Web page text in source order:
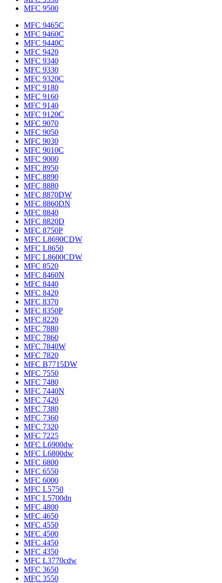
MFC 9500
MFC 9465C
MFC 9460C
MFC 9440C
MFC 9420
MFC 9340
MFC 9330
MFC 9320C
MFC 9180
MFC 9160
MFC 9140
MFC 9120C
MFC 9070
MFC 9050
MFC 9030
MFC 9010C
MFC 9000
MFC 8950
MFC 8890
MFC 8880
MFC 8870DW
MFC 8860DN
MFC 8840
MFC 8820D
MFC 8750P
MFC L8690CDW
MFC L8650
MFC L8600CDW
MFC 8520
MFC 8460N
MFC 8440
MFC 8420
MFC 8370
MFC 8350P
MFC 8220
MFC 7880
MFC 7860
MFC 7840W
MFC 7820
MFC B7715DW
MFC 7550
MFC 7480
MFC 7440N
MFC 7420
MFC 7380
MFC 7360
MFC 7320
MFC 7225
MFC L6900dw
MFC L6800dw
MFC 6800
MFC 6550
MFC 6000
MFC L5750
MFC L5700dn
MFC 4800
MFC 4650
MFC 4550
MFC 4500
MFC 4450
MFC 4350
MFC L3770cdw
MFC 3650
MFC 3550